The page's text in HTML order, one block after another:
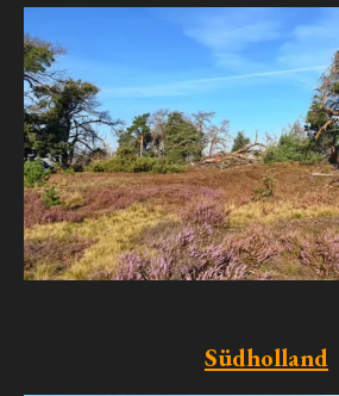
Südholland